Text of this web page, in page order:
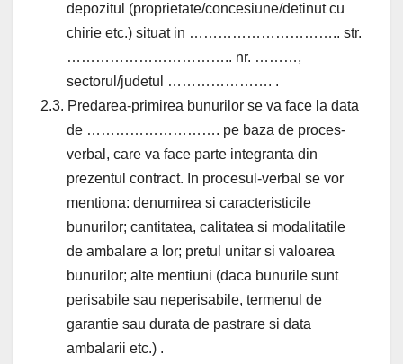
depozitul (proprietate/concesiune/detinut cu
chirie etc.) situat in ………………………….. str.
…………………………….. nr. ………,
sectorul/judetul …………………. .
2.3. Predarea-primirea bunurilor se va face la data
de ………………………. pe baza de proces-
verbal, care va face parte integranta din
prezentul contract. In procesul-verbal se vor
mentiona: denumirea si caracteristicile
bunurilor; cantitatea, calitatea si modalitatile
de ambalare a lor; pretul unitar si valoarea
bunurilor; alte mentiuni (daca bunurile sunt
perisabile sau neperisabile, termenul de
garantie sau durata de pastrare si data
ambalarii etc.) .